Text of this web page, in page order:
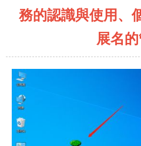
務的認識與使用、
展名